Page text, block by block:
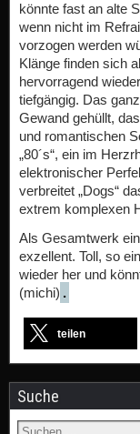
könnte fast an alte
wenn nicht im
vorzogen werden
Klänge finden sich
hervorragend
tiefgängig. Das
Gewand gehüllt,
und romantischen
„80´s“, ein im
elektronischer
verbreitet „Dogs“
extrem komplexen
Als Gesamtwerk
exzellent. Toll, so
wieder her und
(michi) .
teilen
Suche